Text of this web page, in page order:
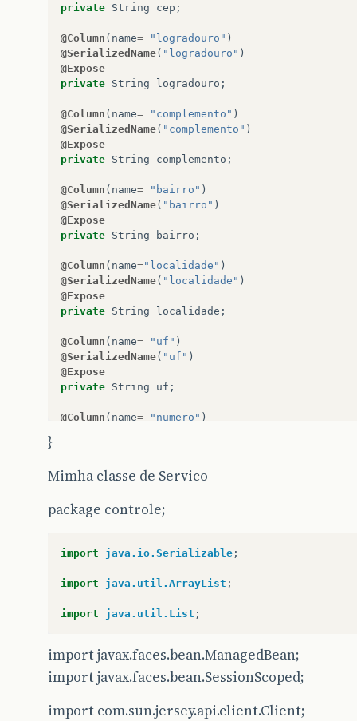
private String cep ;
@Column ( name= "logradouro" )
@SerializedName( "logradouro" )
@Expose
private String logradouro ;
@Column ( name= "complemento" )
@SerializedName( "complemento" )
@Expose
private String complemento ;
@Column ( name= "bairro" )
@SerializedName( "bairro" )
@Expose
private String bairro ;
@Column ( name="localidade" )
@SerializedName( "localidade" )
@Expose
private String localidade ;
@Column ( name= "uf" )
@SerializedName( "uf" )
@Expose
private String uf ;
@Column ( name= "numero" )
super();
super();
this.logradouro = logradouro
this.bairro = bairro
this.numero = numero;
}
}
Mimha classe de Servico
package controle;
import java.io.Serializable ;
import java.util.ArrayList ;
import java.util.List ;
import javax.faces.bean.ManagedBean;
import javax.faces.bean.SessionScoped;
import com.sun.jersey.api.client.Client;